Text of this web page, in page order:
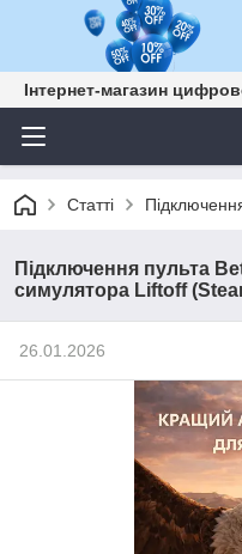
Інтернет-магазин
Статті
Підключення пульта
симулятора Liftoff
26.01.2026